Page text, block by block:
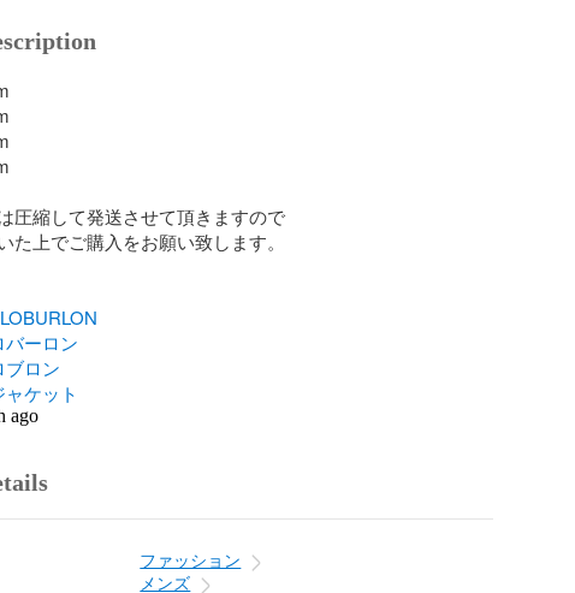
圧縮して発送させて頂きますので
た上でご購入をお願い致します。
ーロン
ブロン
ケット
ago
ファッション
メンズ